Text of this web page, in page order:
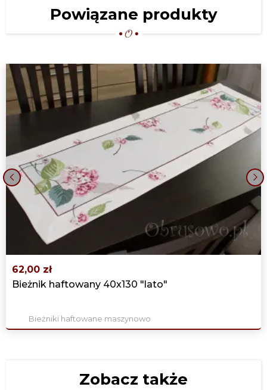
Powiązane produkty
62,00 zł
Bieżnik haftowany 40x130 "lato"
Bieżniki haftowane maszynowo
‹
Zobacz także